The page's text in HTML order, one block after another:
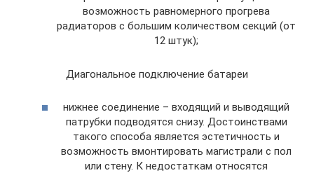
возможность равномерного прогрева
радиаторов с большим количеством секций (от
12 штук);
Диагональное подключение батареи
нижнее соединение – входящий и выводящий
патрубки подводятся снизу. Достоинствами
такого способа является эстетичность и
возможность вмонтировать магистрали с пол
или стену. К недостаткам относятся